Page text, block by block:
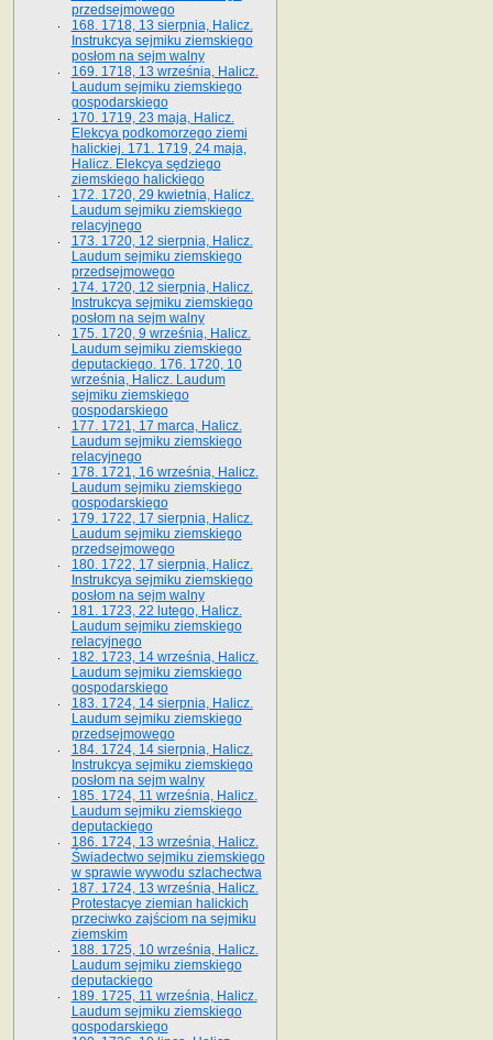
przedsejmowego
168. 1718, 13 sierpnia, Halicz.
Instrukcya sejmiku ziemskiego
posłom na sejm walny
169. 1718, 13 września, Halicz.
Laudum sejmiku ziemskiego
gospodarskiego
170. 1719, 23 maja, Halicz.
Elekcya podkomorzego ziemi
halickiej. 171. 1719, 24 maja,
Halicz. Elekcya sędziego
ziemskiego halickiego
172. 1720, 29 kwietnia, Halicz.
Laudum sejmiku ziemskiego
relacyjnego
173. 1720, 12 sierpnia, Halicz.
Laudum sejmiku ziemskiego
przedsejmowego
174. 1720, 12 sierpnia, Halicz.
Instrukcya sejmiku ziemskiego
posłom na sejm walny
175. 1720, 9 września, Halicz.
Laudum sejmiku ziemskiego
deputackiego. 176. 1720, 10
września, Halicz. Laudum
sejmiku ziemskiego
gospodarskiego
177. 1721, 17 marca, Halicz.
Laudum sejmiku ziemskiego
relacyjnego
178. 1721, 16 września, Halicz.
Laudum sejmiku ziemskiego
gospodarskiego
179. 1722, 17 sierpnia, Halicz.
Laudum sejmiku ziemskiego
przedsejmowego
180. 1722, 17 sierpnia, Halicz.
Instrukcya sejmiku ziemskiego
posłom na sejm walny
181. 1723, 22 lutego, Halicz.
Laudum sejmiku ziemskiego
relacyjnego
182. 1723, 14 września, Halicz.
Laudum sejmiku ziemskiego
gospodarskiego
183. 1724, 14 sierpnia, Halicz.
Laudum sejmiku ziemskiego
przedsejmowego
184. 1724, 14 sierpnia, Halicz.
Instrukcya sejmiku ziemskiego
posłom na sejm walny
185. 1724, 11 września, Halicz.
Laudum sejmiku ziemskiego
deputackiego
186. 1724, 13 września, Halicz.
Świadectwo sejmiku ziemskiego
w sprawie wywodu szlachectwa
187. 1724, 13 września, Halicz.
Protestacye ziemian halickich
przeciwko zajściom na sejmiku
ziemskim
188. 1725, 10 września, Halicz.
Laudum sejmiku ziemskiego
deputackiego
189. 1725, 11 września, Halicz.
Laudum sejmiku ziemskiego
gospodarskiego